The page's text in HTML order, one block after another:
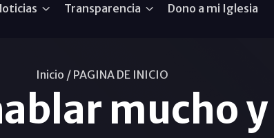
Transparencia Dono a mi Iglesia
Inicio / PAGINA DE INICIO
mucho